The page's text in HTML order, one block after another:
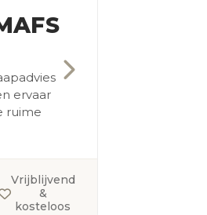
ervaar
ruime
Vrijblijvend
&
kosteloos